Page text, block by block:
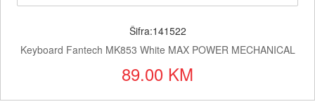
Šifra:141522
Keyboard Fantech MK853 White MAX POWER MECHANICAL
89.00 KM